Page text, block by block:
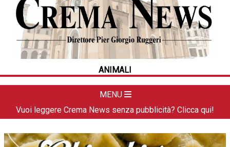
ANIMALI
MENU
CRONACA
POLITICA
LA FOTO
DAL TERRITORIO
APPUNTAMENTI
CREMASCO
Vuoi leggere Crema News senza pubblicità? Clicca qui!